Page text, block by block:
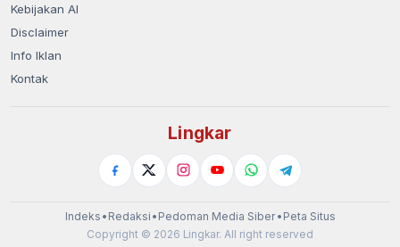
Kebijakan AI
Disclaimer
Info Iklan
Kontak
Lingkar
Indeks • Redaksi • Pedoman Media Siber• Peta Situs
Copyright © 2026 Lingkar. All right reserved